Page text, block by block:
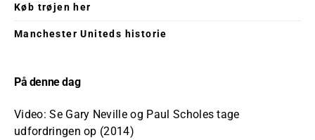
Køb trøjen her
Manchester Uniteds historie
På denne dag
Video: Se Gary Neville og Paul Scholes tage
udfordringen op (2014)